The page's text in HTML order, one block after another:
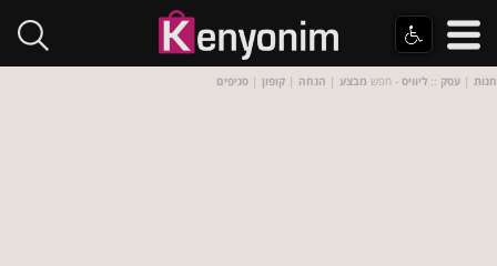
חנות | עסק :: ליוויס - חפש מבצע | הנחה | קופון | סניפים